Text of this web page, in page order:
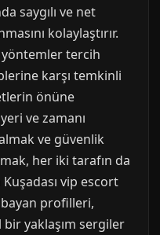
saygılı ve net
kolaylaştırır.
tercih
karşı temkinli
önüne
ve zamanı
ve güvenlik
her iki tarafın da
vip escort
bayan profilleri,
yaklaşım sergiler